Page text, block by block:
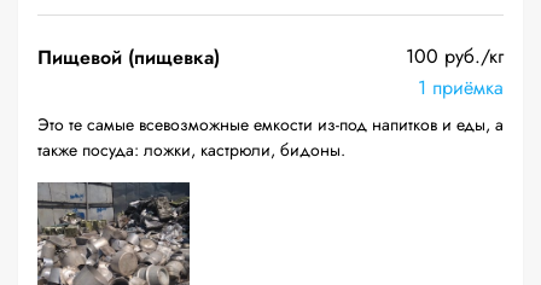
Пищевой (пищевка)
100 руб./кг
1 приёмка
Это те самые всевозможные емкости из-под напитков и еды, а
также посуда: ложки, кастрюли, бидоны.